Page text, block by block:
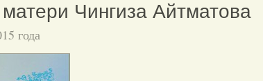
матери Чингиза Айтматова
года